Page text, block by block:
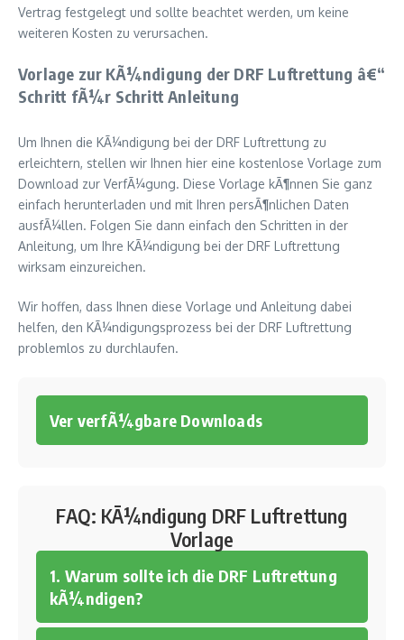
Vertrag festgelegt und sollte beachtet werden, um keine
weiteren Kosten zu verursachen.
Vorlage zur KÃ¼ndigung der DRF Luftrettung â€“
Schritt fÃ¼r Schritt Anleitung
Um Ihnen die KÃ¼ndigung bei der DRF Luftrettung zu
erleichtern, stellen wir Ihnen hier eine kostenlose Vorlage zum
Download zur VerfÃ¼gung. Diese Vorlage kÃ¶nnen Sie ganz
einfach herunterladen und mit Ihren persÃ¶nlichen Daten
ausfÃ¼llen. Folgen Sie dann einfach den Schritten in der
Anleitung, um Ihre KÃ¼ndigung bei der DRF Luftrettung
wirksam einzureichen.
Wir hoffen, dass Ihnen diese Vorlage und Anleitung dabei
helfen, den KÃ¼ndigungsprozess bei der DRF Luftrettung
problemlos zu durchlaufen.
Ver verfÃ¼gbare Downloads
FAQ: KÃ¼ndigung DRF Luftrettung
Vorlage
1. Warum sollte ich die DRF Luftrettung
kÃ¼ndigen?